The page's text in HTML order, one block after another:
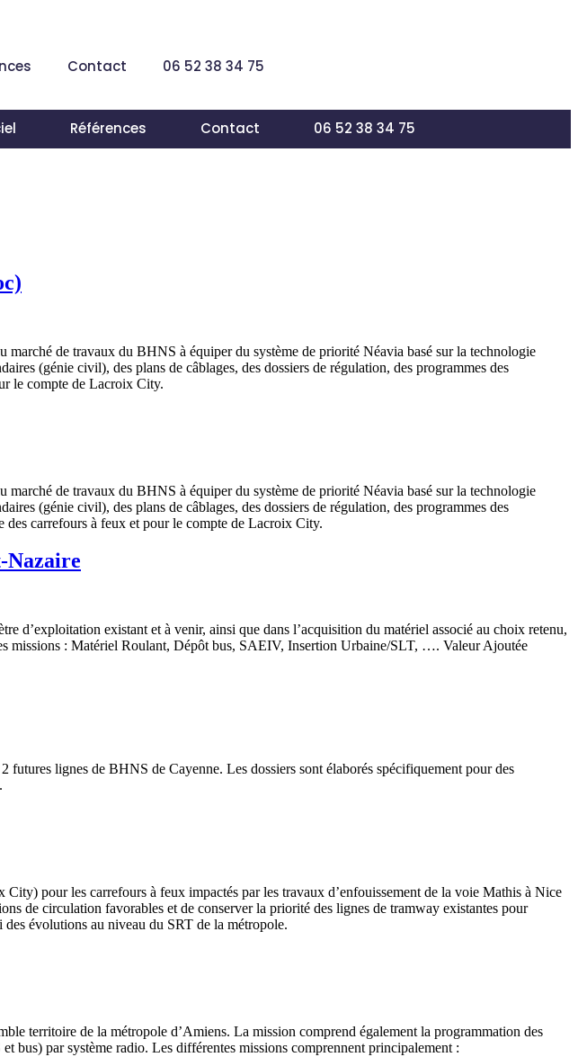
Contact 06 52 38 34 75
Références Contact 06 52 38 34 75
de travaux du BHNS à équiper du système de priorité Néavia basé sur la technologie
(génie civil), des plans de câblages, des dossiers de régulation, des programmes des
le compte de Lacroix City.
de travaux du BHNS à équiper du système de priorité Néavia basé sur la technologie
(génie civil), des plans de câblages, des dossiers de régulation, des programmes des
des carrefours à feux et pour le compte de Lacroix City.
Nazaire
d’exploitation existant et à venir, ainsi que dans l’acquisition du matériel associé au choix retenu,
missions : Matériel Roulant, Dépôt bus, SAEIV, Insertion Urbaine/SLT, …. Valeur Ajoutée
lignes de BHNS de Cayenne. Les dossiers sont élaborés spécifiquement pour des
pour les carrefours à feux impactés par les travaux d’enfouissement de la voie Mathis à Nice
de circulation favorables et de conserver la priorité des lignes de tramway existantes pour
évolutions au niveau du SRT de la métropole.
territoire de la métropole d’Amiens. La mission comprend également la programmation des
bus) par système radio. Les différentes missions comprennent principalement :